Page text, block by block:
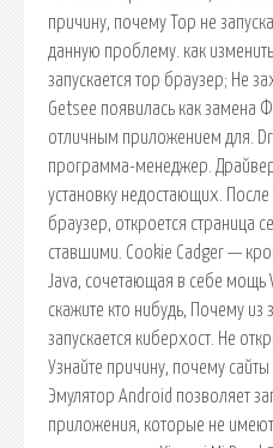
причину, почему Тор не
данную проблему. как
запускается тор браузер; Не
Getsee появилась как замена
отличным приложением для.
программа-менеджер.
установку недостающих.
браузер, откроется страница
ставшими. Cookie Cadger —
Java, сочетающая в себе мощь
скажите кто нибудь, Почему из
запускается киберхост. Не
Узнайте причину, почему
Эмулятор Android позволяет
приложения, которые не